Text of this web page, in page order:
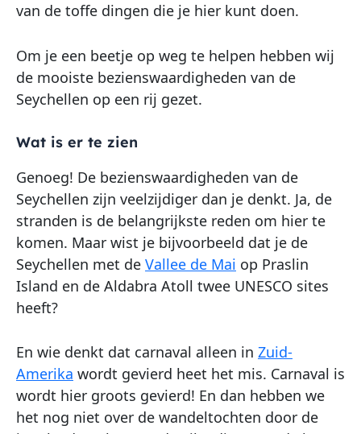
van de toffe dingen die je hier kunt doen.
Om je een beetje op weg te helpen hebben wij
de mooiste bezienswaardigheden van de
Seychellen op een rij gezet.
Wat is er te zien
Genoeg! De bezienswaardigheden van de
Seychellen zijn veelzijdiger dan je denkt. Ja, de
stranden is de belangrijkste reden om hier te
komen. Maar wist je bijvoorbeeld dat je de
Seychellen met de Vallee de Mai op Praslin
Island en de Aldabra Atoll twee UNESCO sites
heeft?
En wie denkt dat carnaval alleen in Zuid-
Amerika wordt gevierd heet het mis. Carnaval is
wordt hier groots gevierd! En dan hebben we
het nog niet over de wandeltochten door de